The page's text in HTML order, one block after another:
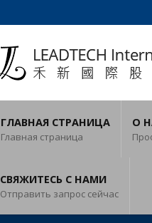
ГЛАВНАЯ СТРАНИЦА
Главная страница
О
СВЯЖИТЕСЬ С НАМИ
Отправить запрос сейчас